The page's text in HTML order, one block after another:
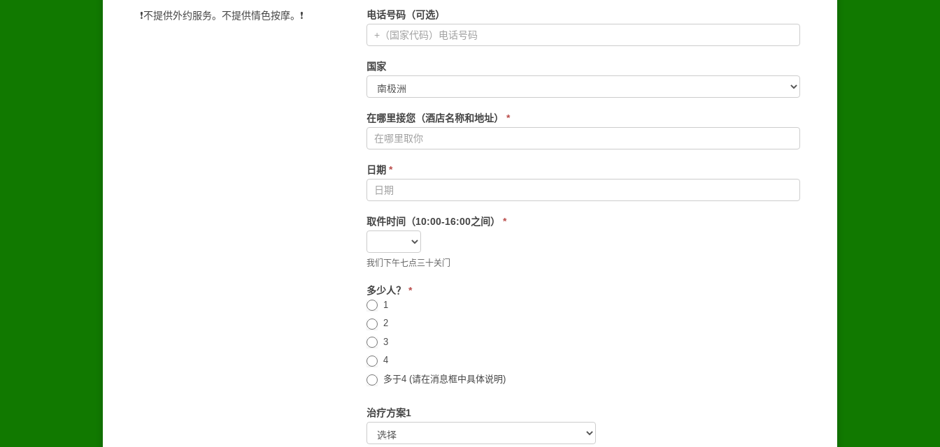
❗不提供外约服务。不提供情色按摩。❗
电话号码（可选）
国家
在哪里接您（酒店名称和地址） *
日期 *
取件时间（10:00-16:00之间） *
我们下午七点三十关门
多少人？ *
1
2
3
4
多于4 (请在消息框中具体说明)
治疗方案1
治
疗